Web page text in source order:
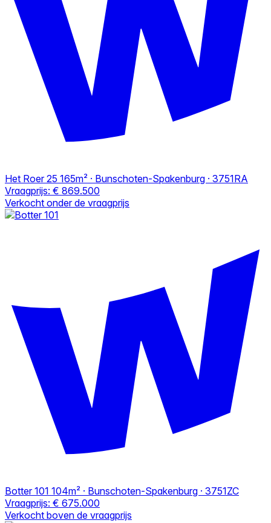
Het Roer 25 165m² · Bunschoten-Spakenburg · 3751RA
Vraagprijs: € 869.500
Verkocht onder de vraagprijs
Botter 101 104m² · Bunschoten-Spakenburg · 3751ZC
Vraagprijs: € 675.000
Verkocht boven de vraagprijs